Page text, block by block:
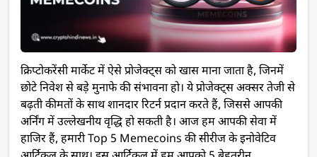
क्रिप्टोकरेंसी मार्केट में ऐसे प्रोजेक्ट्स को खास माना जाता है, जिनमें
छोटे निवेश से बड़े मुनाफे की संभावना हो। ये प्रोजेक्ट्स अक्सर तेजी से
बढ़ती कीमतों के साथ शानदार रिटर्न प्रदान करते हैं, जिससे आपकी
अर्निंग में उल्लेखनीय वृद्धि हो सकती है। आज हम आपकी सेवा में
हाजिर हैं, हमारी Top 5 Memecoins की सीरीज के इनोवेटिव